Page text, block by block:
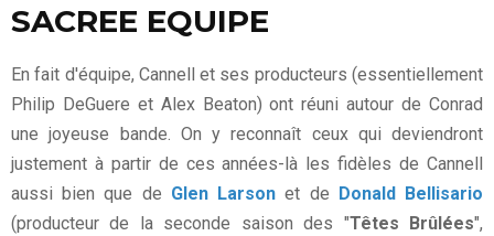
SACREE EQUIPE
En fait d'équipe, Cannell et ses producteurs (essentiellement
Philip DeGuere et Alex Beaton) ont réuni autour de Conrad
une joyeuse bande. On y reconnaît ceux qui deviendront
justement à partir de ces années-là les fidèles de Cannell
aussi bien que de Glen Larson et de Donald Bellisario
(producteur de la seconde saison des "Têtes Brûlées",